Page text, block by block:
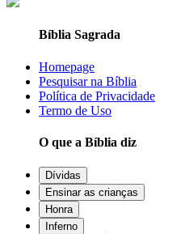
Bíblia Sagrada
Homepage
Pesquisar na Bíblia
Política de Privacidade
Termo de Uso
O que a Bíblia diz
Dívidas
Ensinar as crianças
Honra
Inferno